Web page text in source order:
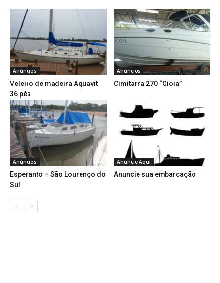
Anúncios
Veleiro de madeira Aquavit
36 pés
Anúncios
Cimitarra 270 “Gioia”
Anúncios
Esperanto – São Lourenço do
Sul
Anuncie Aqui
Anuncie sua embarcação